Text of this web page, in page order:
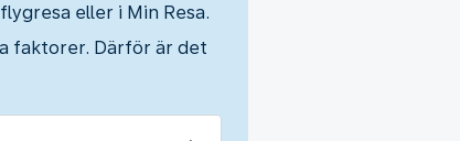
eller i Min Resa.
faktorer. Därför är det